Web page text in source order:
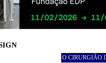
O CIRURGIÃO